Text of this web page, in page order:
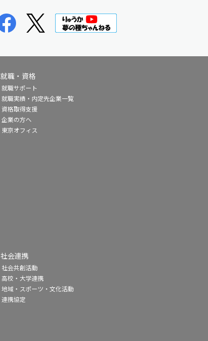
就職・資格
就職サポート
就職実績・内定先企業一覧
資格取得支援
企業の方へ
東京オフィス
社会連携
社会共創活動
高校・大学連携
地域・スポーツ・文化活動
連携協定